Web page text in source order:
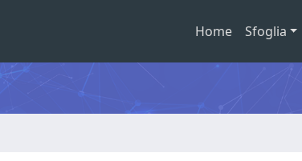
Home Sfoglia